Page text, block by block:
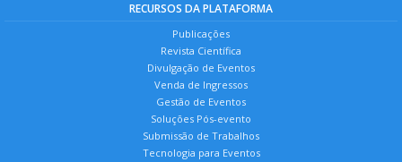
RECURSOS DA PLATAFORMA
Publicações
Revista Científica
Divulgação de Eventos
Venda de Ingressos
Gestão de Eventos
Soluções Pós-evento
Submissão de Trabalhos
Tecnologia para Eventos